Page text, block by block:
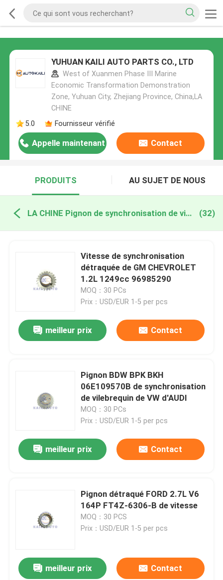
YUHUAN KAILI AUTO PARTS CO., LTD
West of Xuanmen Phase III Marine
Economic Transformation Demonstration
Zone, Yuhuan City, Zhejiang Province, China,LA
CHINE
5.0
Fournisseur vérifié
Appelle maintenant Contact
PRODUITS AU SUJET DE NOUS
LA CHINE Pignon de synchronisation de vilebrequin (32)
Vitesse de synchronisation
détraquée de GM CHEVROLET
1.2L 1249cc 96985290
MOQ：30 PCs
Prix：USD/EUR 1-5 per pcs
meilleur prix Contact
Pignon BDW BPK BKH
06E109570B de synchronisation
de vilebrequin de VW d'AUDI
MOQ：30 PCs
Prix：USD/EUR 1-5 per pcs
meilleur prix Contact
Pignon détraqué FORD 2.7L V6
164P FT4Z-6306-B de vitesse
MOQ：30 PCS
Prix：USD/EUR 1-5 per pcs
meilleur prix Contact